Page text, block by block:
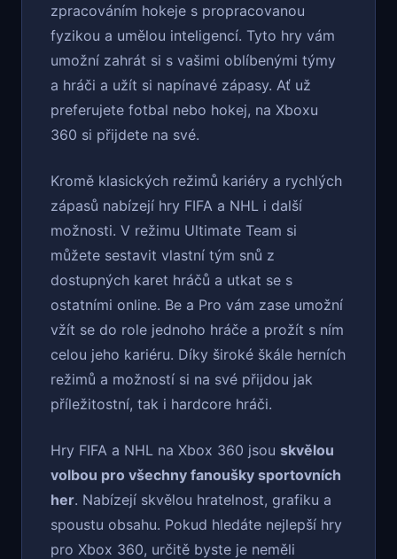
zpracováním hokeje s propracovanou
fyzikou a umělou inteligencí. Tyto hry vám
umožní zahrát si s vašimi oblíbenými týmy
a hráči a užít si napínavé zápasy. Ať už
preferujete fotbal nebo hokej, na Xboxu
360 si přijdete na své.
Kromě klasických režimů kariéry a rychlých
zápasů nabízejí hry FIFA a NHL i další
možnosti. V režimu Ultimate Team si
můžete sestavit vlastní tým snů z
dostupných karet hráčů a utkat se s
ostatními online. Be a Pro vám zase umožní
vžít se do role jednoho hráče a prožít s ním
celou jeho kariéru. Díky široké škále herních
režimů a možností si na své přijdou jak
příležitostní, tak i hardcore hráči.
Hry FIFA a NHL na Xbox 360 jsou skvělou
volbou pro všechny fanoušky sportovních
her. Nabízejí skvělou hratelnost, grafiku a
spoustu obsahu. Pokud hledáte nejlepší hry
pro Xbox 360, určitě byste je neměli